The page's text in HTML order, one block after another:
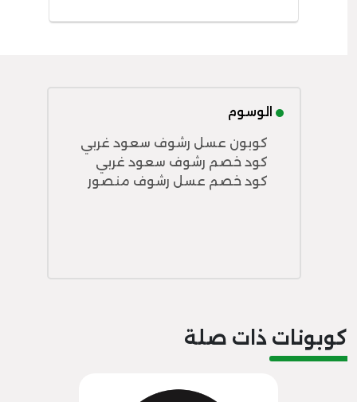
الوسوم
كوبون عسل رشوف سعود غربي
كود خصم رشوف سعود غربي
كود خصم عسل رشوف منصور
كوبونات ذات صلة